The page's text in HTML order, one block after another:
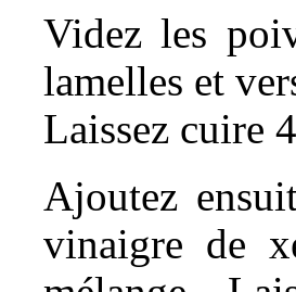
Videz les
lamelles et
Laissez cuire
Ajoutez
vinaigre de